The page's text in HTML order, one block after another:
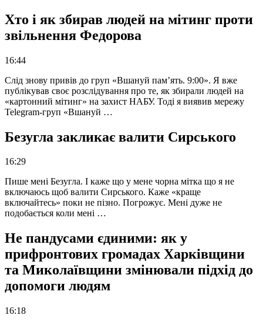
Хто і як збирав людей на мітинг проти
звільнення Федорова
16:44
Слід знову привів до груп «Вшануй пам’ять. 9:00». Я вже
публікував своє розслідування про те, як збирали людей на
«картонний мітинг» на захист НАБУ. Тоді я виявив мережу
Telegram-груп «Вшануй …
Безугла закликає валити Сирського
16:29
Пише мені Безугла. І каже що у мене чорна мітка що я не
включаюсь щоб валити Сирського. Каже «краще
включайтесь» поки не пізно. Погрожує. Мені дуже не
подобається коли мені …
Не пандусами єдиними: як у
прифронтових громадах Харківщини
та Миколаївщини змінювали підхід до
допомоги людям
16:18